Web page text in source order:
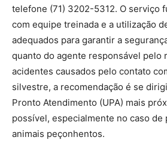
telefone (71) 3202-5312. O serviço
com equipe treinada e a utilização
adequados para garantir a
quanto do agente responsável pelo
acidentes causados pelo contato
silvestre, a recomendação é se
Pronto Atendimento (UPA) mais
possível, especialmente no caso de
animais peçonhentos.